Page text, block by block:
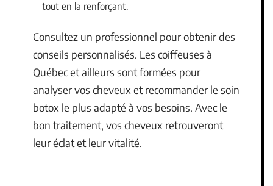
tout en la renforçant.
Consultez un professionnel pour obtenir des
conseils personnalisés. Les coiffeuses à
Québec et ailleurs sont formées pour
analyser vos cheveux et recommander le soin
botox le plus adapté à vos besoins. Avec le
bon traitement, vos cheveux retrouveront
leur éclat et leur vitalité.